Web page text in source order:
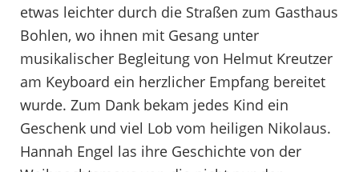
etwas leichter durch die Straßen zum Gasthaus
Bohlen, wo ihnen mit Gesang unter
musikalischer Begleitung von Helmut Kreutzer
am Keyboard ein herzlicher Empfang bereitet
wurde. Zum Dank bekam jedes Kind ein
Geschenk und viel Lob vom heiligen Nikolaus.
Hannah Engel las ihre Geschichte von der